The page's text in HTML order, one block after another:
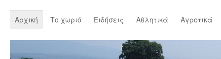
Αρχική Το χωριό Ειδήσεις Αθλητικά Αγροτικά